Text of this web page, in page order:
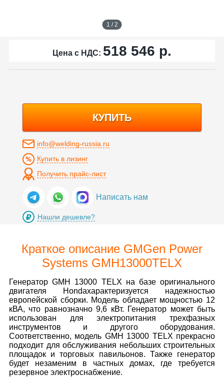
1 / 2
Цена с НДС: 518 546 р.
КУПИТЬ
info@welding-russia.ru
Купить в лизинг
Получить прайс-лист
Написать нам
Нашли дешевле?
Краткое описание GMGen Power
Systems GMH13000TELX
Генератор GMH 13000 TELX на базе оригинального
двигателя Hondaхарактеризуется надежностью
европейской сборки. Модель обладает мощностью 12
кВА, что равнозначно 9,6 кВт. Генератор может быть
использован для электропитания трехфазных
инструментов и другого оборудования.
Соответственно, модель GMH 13000 TELX прекрасно
подходит для обслуживания небольших строительных
площадок и торговых павильонов. Также генератор
будет незаменим в частных домах, где требуется
резервное электроснабжение.